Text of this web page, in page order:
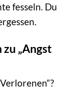
fesseln. Du
zu „Angst